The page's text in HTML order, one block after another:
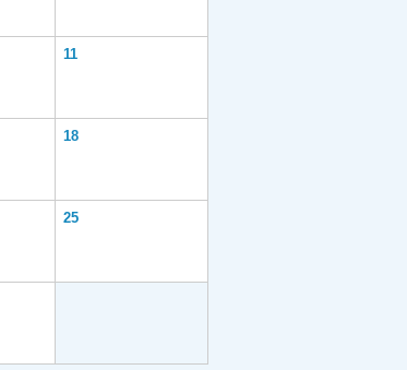
11
18
25